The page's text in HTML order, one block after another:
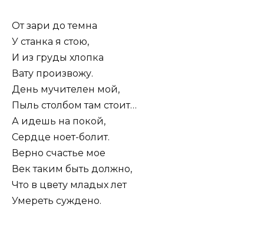
От зари до темна
У станка я стою,
И из груды хлопка
Вату произвожу.
День мучителен мой,
Пыль столбом там стоит…
А идешь на покой,
Сердце ноет-болит.
Верно счастье мое
Век таким быть должно,
Что в цвету младых лет
Умереть суждено.